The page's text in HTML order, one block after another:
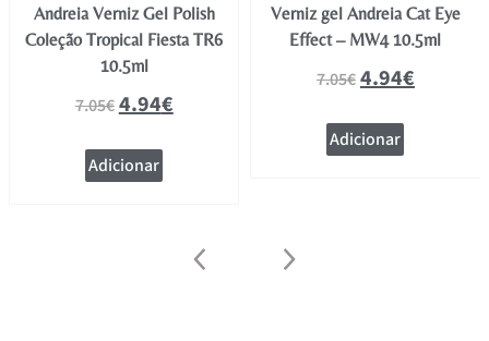
Verniz gel Andreia Cat Eye
Effect – MW4 10.5ml
7.05€ 4.94
Andreia Verniz Gel Polish
Coleção Tropical Fiesta TR1